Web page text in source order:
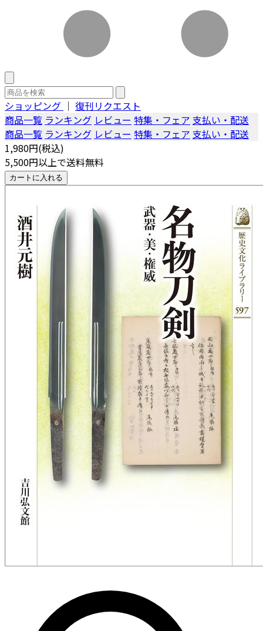
ショッピング ｜ 復刊リクエスト
商品一覧 ランキング レビュー 特集・フェア 支払い・配送
商品一覧 ランキング レビュー 特集・フェア 支払い・配送
1,980円(税込)
5,500円以上で送料無料
カートに入れる